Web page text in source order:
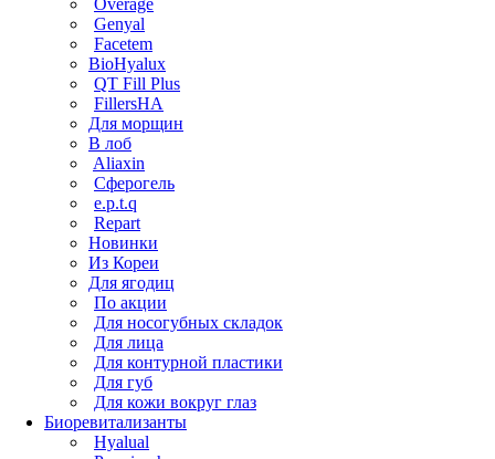
Genyal
Facetem
BioHyalux
QT Fill Plus
FillersHA
Для морщин
В лоб
Aliaxin
Сферогель
e.p.t.q
Repart
Новинки
Из Кореи
Для ягодиц
По акции
Для носогубных складок
Для лица
Для контурной пластики
Для губ
Для кожи вокруг глаз
Биоревитализанты
Hyalual